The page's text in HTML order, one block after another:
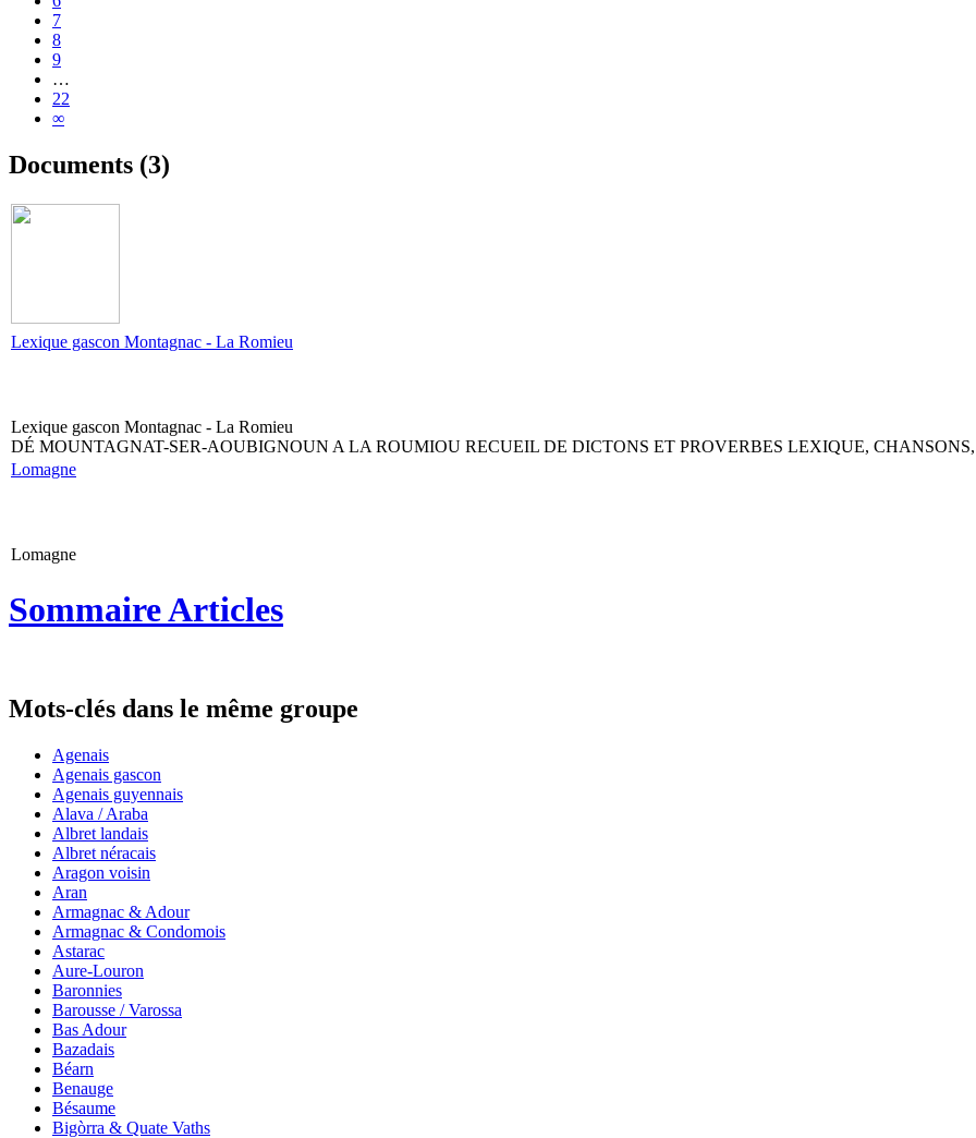
7
8
9
…
22
∞
Documents (3)
Lexique gascon Montagnac - La Romieu
Lexique gascon Montagnac - La Romieu
DÉ MOUNTAGNAT-SER-AOUBIGNOUN A LA ROUMIOU RECUEIL DE DICTONS ET PROVERBES LEXIQUE,
Lomagne
Lomagne
Sommaire Articles
Mots-clés dans le même groupe
Agenais
Agenais gascon
Agenais guyennais
Alava / Araba
Albret landais
Albret néracais
Aragon voisin
Aran
Armagnac & Adour
Armagnac & Condomois
Astarac
Aure-Louron
Baronnies
Barousse / Varossa
Bas Adour
Bazadais
Béarn
Benauge
Bésaume
Bigòrra & Quate Vaths